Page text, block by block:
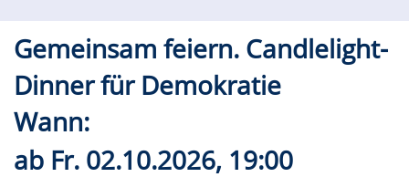
Gemeinsam feiern. Candlelight-
Dinner für Demokratie
Wann:
ab Fr. 02.10.2026, 19:00